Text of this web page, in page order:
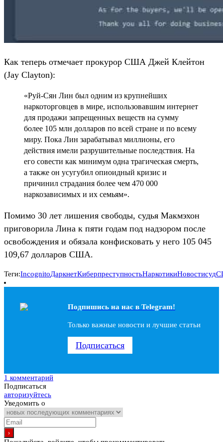
Как теперь отмечает прокурор США Джей Клейтон
(Jay Clayton):
«Руй-Сян Лин был одним из крупнейших
наркоторговцев в мире, использовавшим интернет
для продажи запрещенных веществ на сумму
более 105 млн долларов по всей стране и по всему
миру. Пока Лин зарабатывал миллионы, его
действия имели разрушительные последствия. На
его совести как минимум одна трагическая смерть,
а также он усугубил опиоидный кризис и
причинил страдания более чем 470 000
наркозависимых и их семьям».
Помимо 30 лет лишения свободы, судья Макмэхон
приговорила Лина к пяти годам под надзором после
освобождения и обязала конфисковать у него 105 045
109,67 долларов США.
Теги:IncognitoДаркнетКиберпреступностьНаркотикиНовостисуд
Подпишись на наc в Telegram!
Только важные новости и лучшие статьи
Подписаться
1 комментарий
Подписаться
авторизуйтесь
Уведомить о